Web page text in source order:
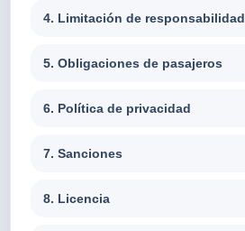
4. Limitación de responsabilidad
5. Obligaciones de pasajeros
6. Política de privacidad
7. Sanciones
8. Licencia